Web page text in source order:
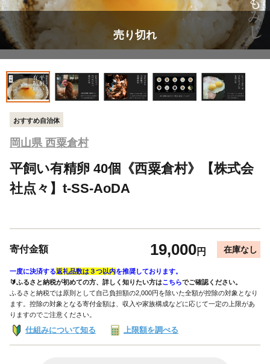
売り切れ
おすすめ自治体
岡山県 西粟倉村
平飼い有精卵 40個《西粟倉村》【株式会
社点々】t-SS-AoDA
寄付金額 19,000円 在庫なし
一度に決済する返礼品数は３つ以内を推奨しております。
🔰ふるさと納税が初めての方、詳しく知りたい方はこちらでご確認ください。
ふるさと納税では原則として自己負担額の2,000円を除いた全額が控除の対象となり
ます。控除の対象となる寄付金額は、収入や家族構成などに応じて一定の上限があ
りますのでご注意ください。
仕組みについて知る 上限額を調べる